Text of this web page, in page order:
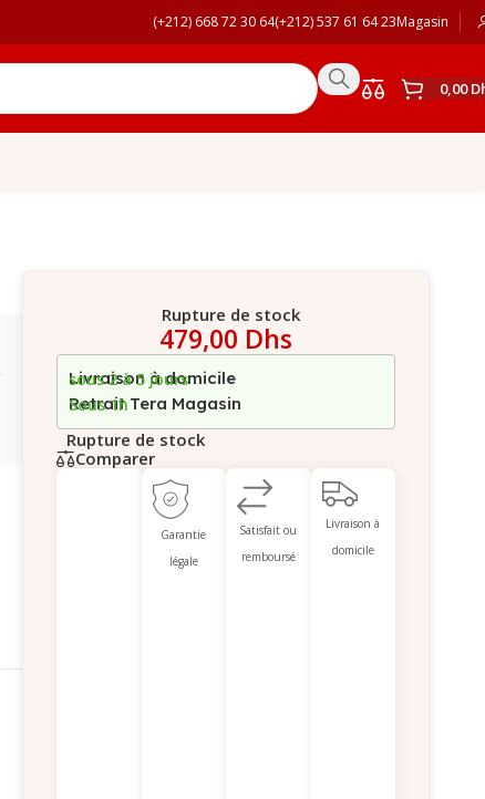
(+212) 668 72 30 64(+212) 537 61 64 23Magasin
0,00
Rupture de stock
479,00 Dhs
Livraison à domicile
sous 2 à 5 jours
Retrait Tera Magasin
Sous 1h
Rupture de stock
Comparer
Garantie
légale
Satisfait ou
remboursé
Livraison à
domicile